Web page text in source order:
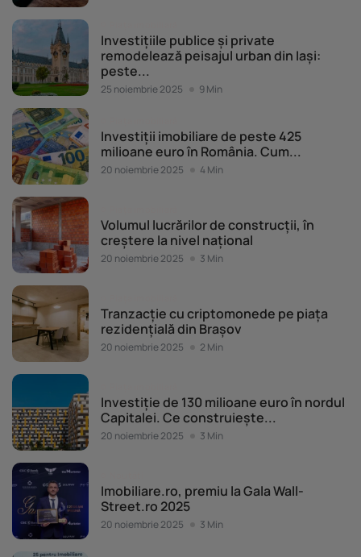
Investițiile publice și private
remodelează peisajul urban din Iași:
peste...
25 noiembrie 2025 9 Min
Investiții imobiliare de peste 425
milioane euro în România. Cum...
20 noiembrie 2025 4 Min
Volumul lucrărilor de construcții, în
creștere la nivel național
20 noiembrie 2025 3 Min
Tranzacție cu criptomonede pe piața
rezidențială din Brașov
20 noiembrie 2025 2 Min
Investiție de 130 milioane euro în nordul
Capitalei. Ce construiește...
20 noiembrie 2025 3 Min
Imobiliare.ro, premiu la Gala Wall-
Street.ro 2025
20 noiembrie 2025 3 Min